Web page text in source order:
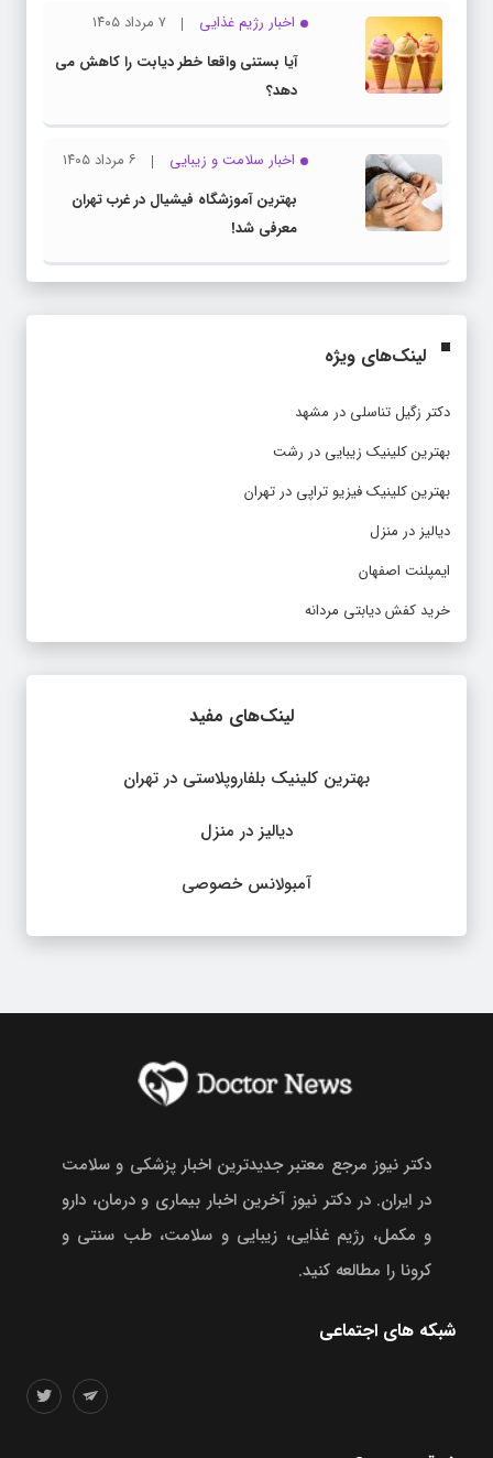
اخبار رژیم غذایی
۷ مرداد ۱۴۰۵
آیا بستنی واقعا خطر دیابت را کاهش می
دهد؟
اخبار سلامت و زیبایی
۶ مرداد ۱۴۰۵
بهترین آموزشگاه فیشیال در غرب تهران
معرفی شد!
لینک‌های ویژه
دکتر زگیل تناسلی در مشهد
بهترین کلینیک زیبایی در رشت
بهترین کلینیک فیزیو تراپی در تهران
دیالیز در منزل
ایمپلنت اصفهان
خرید کفش دیابتی مردانه
لینک‌های مفید
بهترین کلینیک بلفاروپلاستی در تهران
دیالیز در منزل
آمبولانس خصوصی
دکتر نیوز مرجع معتبر جدیدترین اخبار پزشکی و سلامت
در ایران. در دکتر نیوز آخرین اخبار بیماری و درمان، دارو
و مکمل، رژیم غذایی، زیبایی و سلامت، طب سنتی و
کرونا را مطالعه کنید.
شبکه های اجتماعی